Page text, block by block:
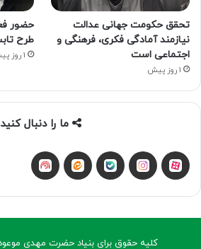
تحقق حکومت جهانی عدالت
نیازمند آمادگی فکری، فرهنگی و
اجتماعی است
1 روز پیش
حضور
طرح
1 روز پیش
ما را دنبال کنید
آپاراتاینستاگرام
بله ایتا شنوتو
کلیه حقوق برای بنیاد حضرت مهدی